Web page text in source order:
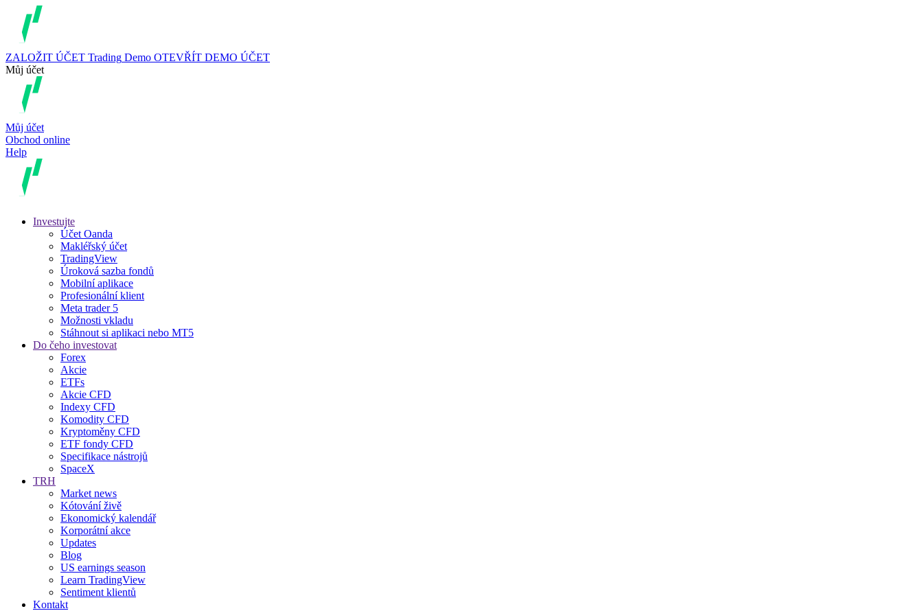
ZALOŽIT ÚČET Trading Demo OTEVŘÍT DEMO ÚČET
Můj účet
Můj účet
Obchod online
Help
Investujte
Účet Oanda
Makléřský účet
TradingView
Úroková sazba fondů
Mobilní aplikace
Profesionální klient
Meta trader 5
Možnosti vkladu
Stáhnout si aplikaci nebo MT5
Do čeho investovat
Forex
Akcie
ETFs
Akcie CFD
Indexy CFD
Komodity CFD
Kryptoměny CFD
ETF fondy CFD
Specifikace nástrojů
SpaceX
TRH
Market news
Kótování živě
Ekonomický kalendář
Korporátní akce
Updates
Blog
US earnings season
Learn TradingView
Sentiment klientů
Kontakt